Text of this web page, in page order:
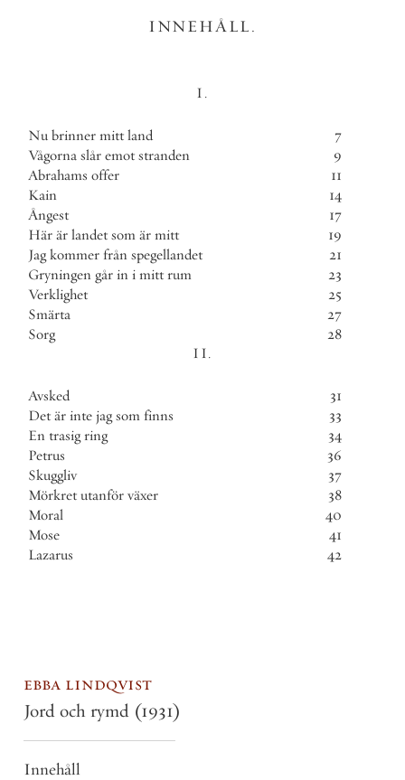
INNEHÅLL.
I .
Nu brinner mitt land
7
Vågorna slår emot stranden
9
Abrahams offer
11
Kain
14
Ångest
17
Här är landet som är mitt
19
Jag kommer från spegellandet
21
Gryningen går in i mitt rum
23
Verklighet
25
Smärta
27
Sorg
28
II.
Avsked
31
Det är inte jag som finns
33
En trasig ring
34
Petrus
36
Skuggliv
37
Mörkret utanför växer
38
Moral
40
Mose
41
Lazarus
42
ebba lindqvist
Jord och rymd (1931)
Innehåll